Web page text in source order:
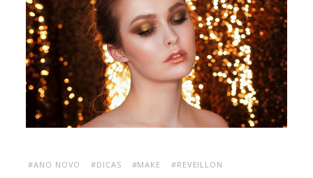
#ANO NOVO #DICAS #MAKE #REVEILLON